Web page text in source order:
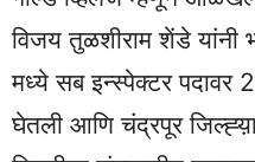
विजय तुळशीराम शेंडे यांनी
मध्ये सब इन्स्पेक्टर पदावर
घेतली आणि चंद्रपूर